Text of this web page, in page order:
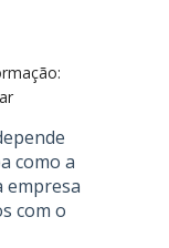
como a
empresa
com o